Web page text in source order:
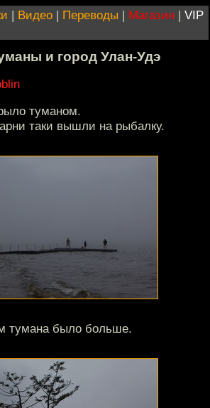
| Видео | Переводы | Магазин | VIP
и город Улан-Удэ
туманом.
таки вышли на рыбалку.
тумана было больше.